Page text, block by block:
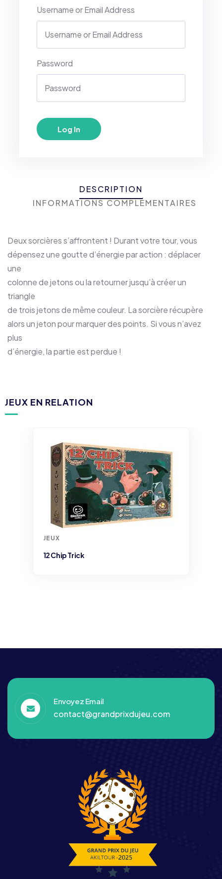
Username or Email Address
Password
DESCRIPTION
INFORMATIONS COMPLÉMENTAIRES
Deux sorcières s’affrontent ! Durant votre tour, vous
dépensez une goutte d’énergie par action : déplacer
une
colonne de jetons ou la retourner jusqu’à créer un
triangle
de trois jetons de même couleur. La sorcière récupère
alors un jeton pour marquer des points. Si vous n’avez
plus
d’énergie, la partie est perdue !
JEUX EN RELATION
JEUX
12 Chip Trick
Envoyez Email
contact@grandprixdujeu.com